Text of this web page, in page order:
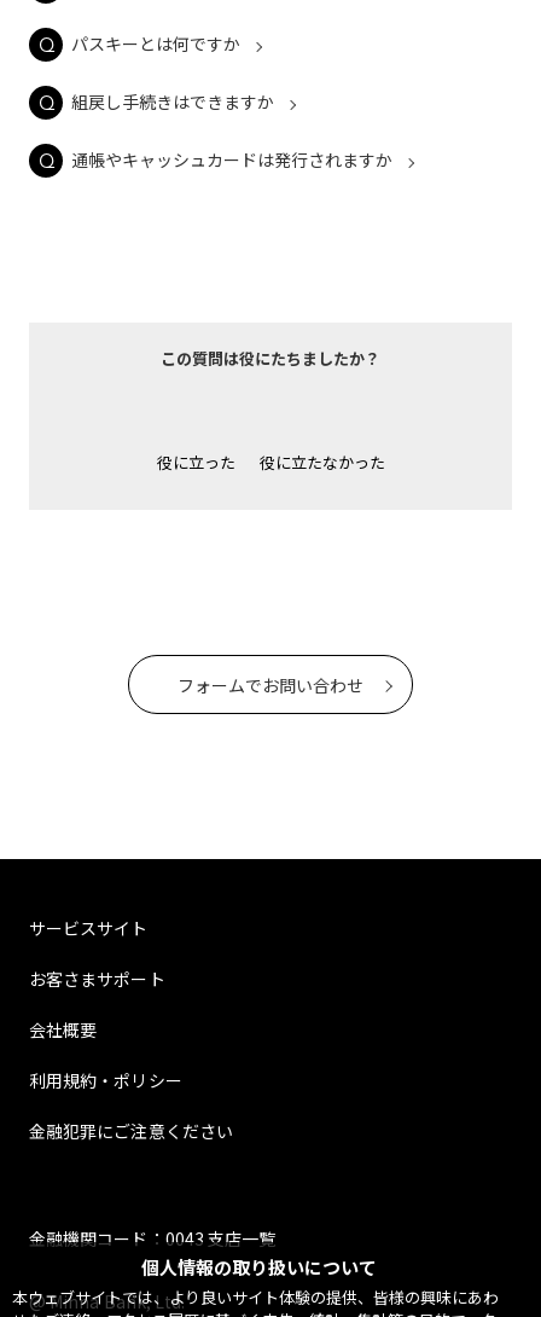
個人情報の取り扱いについて
本ウェブサイトでは、より良いサイト体験の提供、皆様の興味にあわ
パスキーとは何ですか
組戻し手続きはできますか
通帳やキャッシュカードは発行されますか
この質問は役にたちましたか？
役に立った 役に立たなかった
フォームでお問い合わせ
サービスサイト
お客さまサポート
会社概要
利用規約・ポリシー
金融犯罪にご注意ください
金融機関コード：0043 支店一覧
@ Minna Bank, Ltd.